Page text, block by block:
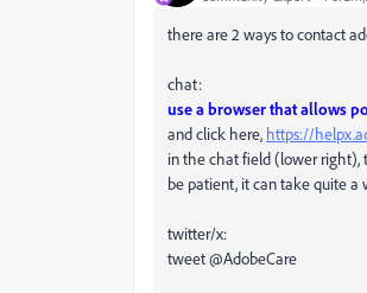
there are 2 ways to contact
chat:
use a browser that allows
and click here, https://
in the chat field (lower right),
be patient, it can take quite
twitter/x:
tweet @AdobeCare